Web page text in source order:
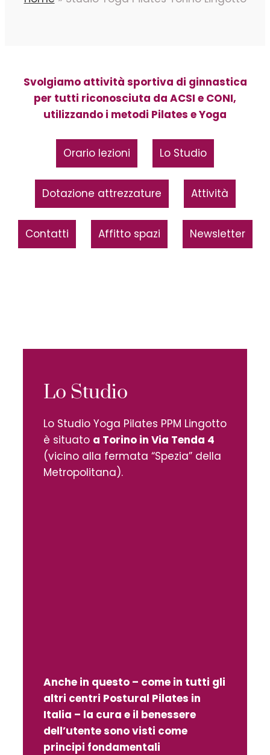
Svolgiamo attività sportiva di ginnastica
per tutti riconosciuta da ACSI e CONI,
utilizzando i metodi Pilates e Yoga
Orario lezioni Lo Studio
Dotazione attrezzature Attività
Contatti Affitto spazi Newsletter
Lo Studio
Lo Studio Yoga Pilates PPM Lingotto
è situato a Torino in Via Tenda 4
(vicino alla fermata “Spezia” della
Metropolitana).
Anche in questo – come in tutti gli
altri centri Postural Pilates in
Italia – la cura e il benessere
dell’utente sono visti come
principi fondamentali